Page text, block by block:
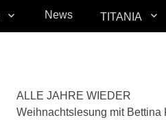
News TITANIA
ALLE JAHRE WIEDER
Weihnachtslesung mit Bettina